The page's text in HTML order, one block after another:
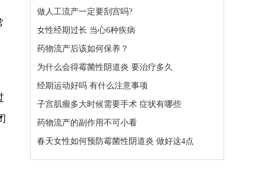
做人工流产一定要刮宫吗?
女性经期过长 当心6种疾病
药物流产后该如何保养？
为什么会得霉菌性阴道炎 要治疗多久
经期运动好吗 有什么注意事项
子宫肌瘤多大时候需要手术 症状有哪些
药物流产的副作用不可小看
春天女性如何预防霉菌性阴道炎 做好这4点